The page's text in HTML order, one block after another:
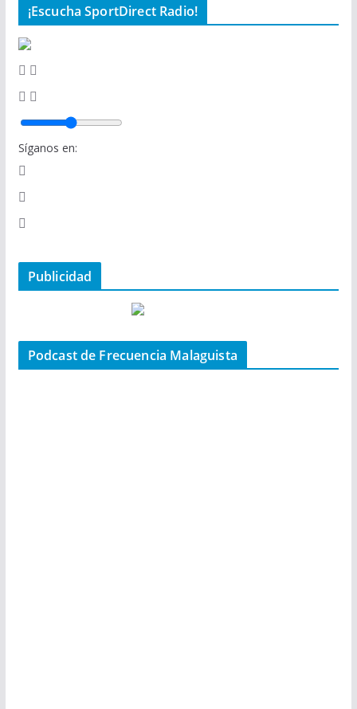
¡Escucha SportDirect Radio!
Síganos en:
Publicidad
Podcast de Frecuencia Malaguista